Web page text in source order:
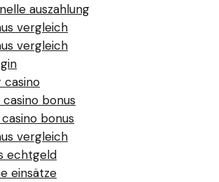
auszahlung
vergleich
vergleich
bonus
bonus
vergleich
echtgeld
einsätze